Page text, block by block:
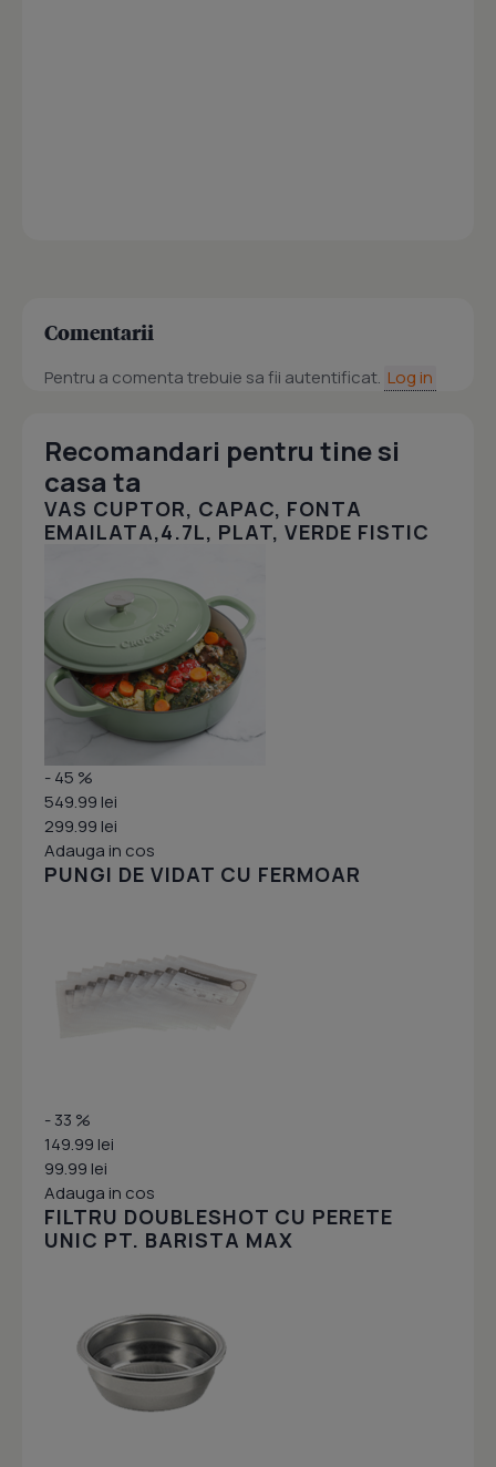
Comentarii
Pentru a comenta trebuie sa fii autentificat. Log in
Recomandari pentru tine si
casa ta
VAS CUPTOR, CAPAC, FONTA
EMAILATA,4.7L, PLAT, VERDE FISTIC
- 45 %
549.99 lei
299.99 lei
Adauga in cos
PUNGI DE VIDAT CU FERMOAR
- 33 %
149.99 lei
99.99 lei
Adauga in cos
FILTRU DOUBLESHOT CU PERETE
UNIC PT. BARISTA MAX